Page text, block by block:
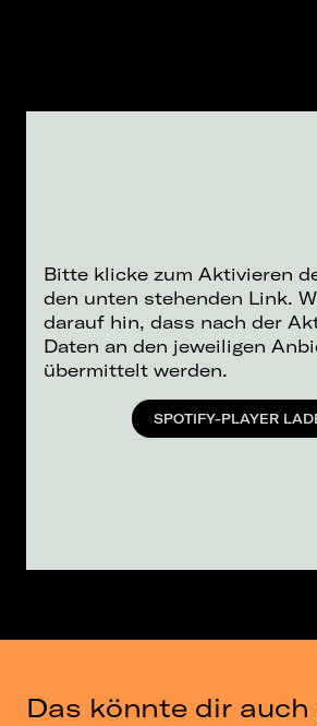
Bitte klicke zum Aktivieren
den unten stehenden Link.
darauf hin, dass nach der
Daten an den jeweiligen
übermittelt werden.
SPOTIFY-PLAYER
Das könnte dir auch